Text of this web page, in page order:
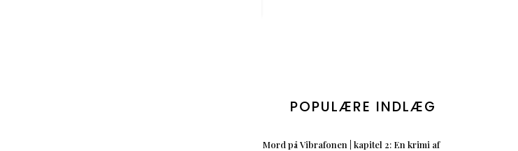
POPULÆRE INDLÆG
Mord på Vibrafonen | kapitel 2: En krimi af